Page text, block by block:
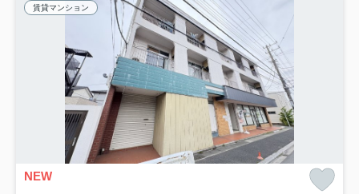
賃貸マンション
NEW